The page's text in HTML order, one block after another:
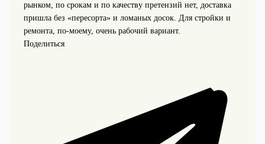
рынком, по срокам и по качеству претензий нет, доставка
пришла без «пересорта» и ломаных досок. Для стройки и
ремонта, по-моему, очень рабочий вариант.
Поделиться